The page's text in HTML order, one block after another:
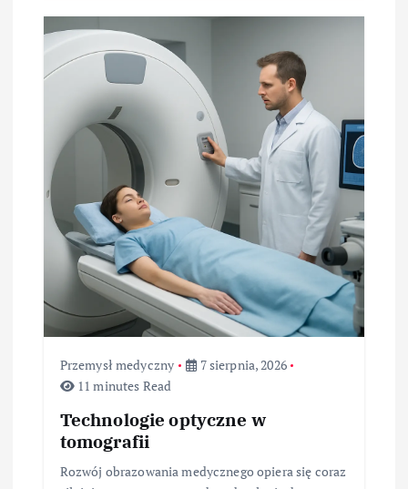
a
w
p
s
u
Przemysł medyczny
7 sierpnia, 2026
11 minutes Read
Technologie optyczne w
tomografii
Rozwój obrazowania medycznego opiera się coraz